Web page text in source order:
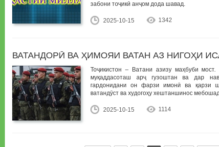
забони тоҷикӣ анҷом дода шавад.
2025-10-15 1342
ВАТАНДОРӢ ВА ҲИМОЯИ ВАТАН АЗ НИГОҲИ
Тоҷикистон – Ватани азизу маҳбуби
муқаддасоташ арҷ гузоштан ва дар
гардонидани он фарзи имонӣ ва қарзи
ватандӯст ва худогоҳу хештаншинос
2025-10-15 1114